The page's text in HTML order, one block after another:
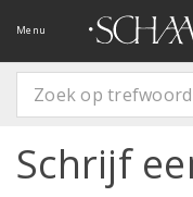
Menu
Schrijf